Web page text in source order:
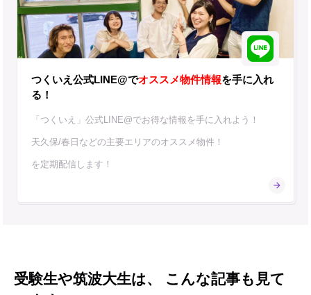
つくいえ公式LINE@でオススメ物件情報を手に入れ
る！
「つくいえ」公式LINE@でお得な情報を手に入れよう！
天久保/春日などの主要エリアのオススメ物件！
を定期配信します！
受験生や筑波大生は、 こんな記事も見て